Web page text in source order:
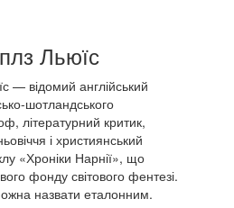
Льюїс
— відомий англійський
шотландського
літературний критик,
і християнський
«Хроніки Нарнії», що
фонду світового фентезі.
назвати еталонним.